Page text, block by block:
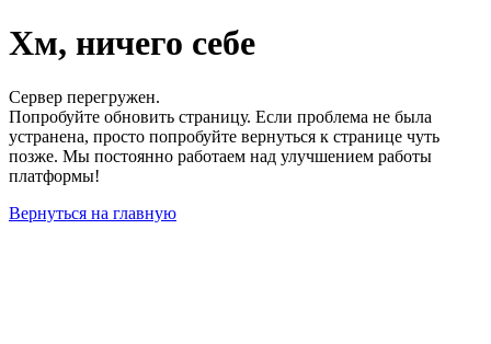
Хм, ничего себе
Сервер перегружен.
Попробуйте обновить страницу. Если проблема не была
устранена, просто попробуйте вернуться к странице чуть
позже. Мы постоянно работаем над улучшением работы
платформы!
Вернуться на главную